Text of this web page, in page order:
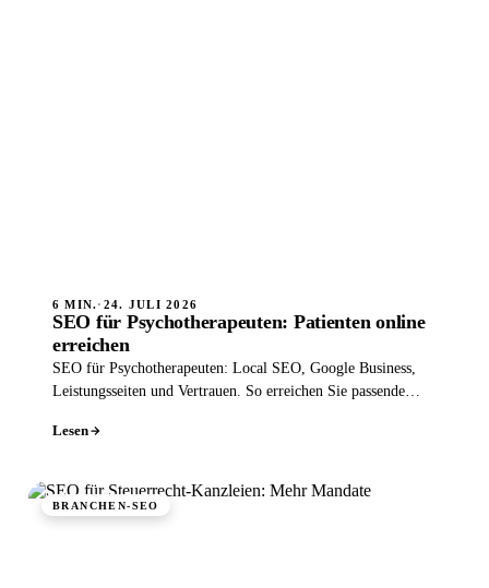
6 MIN.· 24. JULI 2026
SEO für Psychotherapeuten: Patienten online
erreichen
SEO für Psychotherapeuten: Local SEO, Google Business,
Leistungsseiten und Vertrauen. So erreichen Sie passende
Lesen
BRANCHEN-SEO